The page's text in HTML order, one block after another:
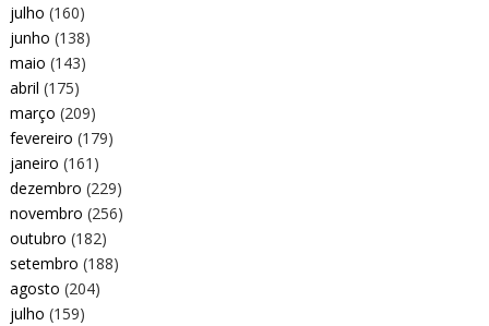
julho (160)
junho (138)
maio (143)
abril (175)
março (209)
fevereiro (179)
janeiro (161)
dezembro (229)
novembro (256)
outubro (182)
setembro (188)
agosto (204)
julho (159)